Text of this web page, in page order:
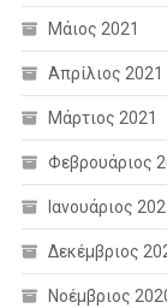
Μάιος 2021
Απρίλιος 2021
Μάρτιος 2021
Φεβρουάριος
Ιανουάριος
Δεκέμβριος
Νοέμβριος